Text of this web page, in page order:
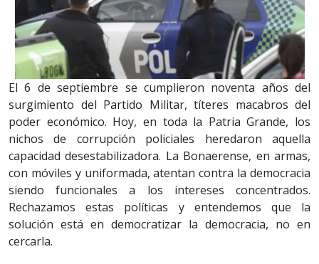
El 6 de septiembre se cumplieron noventa años del
surgimiento del Partido Militar, títeres macabros del
poder económico. Hoy, en toda la Patria Grande, los
nichos de corrupción policiales heredaron aquella
capacidad desestabilizadora. La Bonaerense, en armas,
con móviles y uniformada, atentan contra la democracia
siendo funcionales a los intereses concentrados.
Rechazamos estas políticas y entendemos que la
solución está en democratizar la democracia, no en
cercarla.